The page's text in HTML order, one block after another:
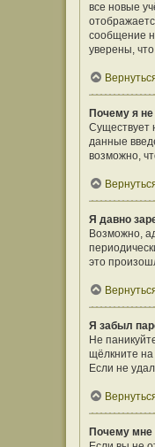
все новые
сообщение
уверены,
Почему я
Существует
данные
возможно,
Я давно
Возможно,
это
Я забыл
Не
щёлкните на
Если не
Почему мне